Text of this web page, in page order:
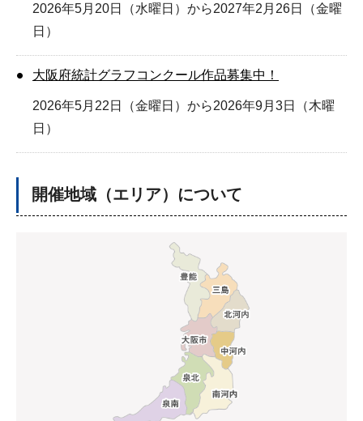
2026年5月20日（水曜日）から2027年2月26日（金曜
日）
大阪府統計グラフコンクール作品募集中！
2026年5月22日（金曜日）から2026年9月3日（木曜
日）
開催地域（エリア）について